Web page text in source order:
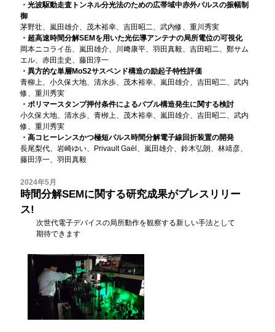
・光波駆動走査トンネル分光法のための広帯域中赤外パルスの振幅制
御
茅野壮、嵐田雄介、茂木裕幸、吉田昭二、武内修、重川秀実
・超高速時間分解SEMを用いた光伝導アンテナの局所電位の可視化
岡本ニコライ岳、嵐田雄介、川﨑康平、羽田真毅、吉田昭二、鄭サム
エル、赤田圭史、藤田淳一
・異方的な単層MoS2サスペンド構造の励起子特性評価
青柳上、小久保大地、清水歩、茂木裕幸、嵐田雄介、吉田昭二、武内
修、重川秀実
・ポリマースタンプ押付条件によるバブル構造発生に関する検討
小久保大地、清水歩、青栁上、茂木裕幸、嵐田雄介、吉田昭二、武内
修、重川秀実
・高コヒーレンスかつ極短パルス時間分解電子線回折装置の開発
長尾梨代、岩崎ゆい、Privault Gaël、嵐田雄介、鈴木弘朗、林靖彦、
藤田淳一、羽田真毅
2024年5月
時間分解SEMに関する研究成果がプレスリリー
ス!
次世代電子デバイスの局所動作を観察する新しい手法として
期待できます